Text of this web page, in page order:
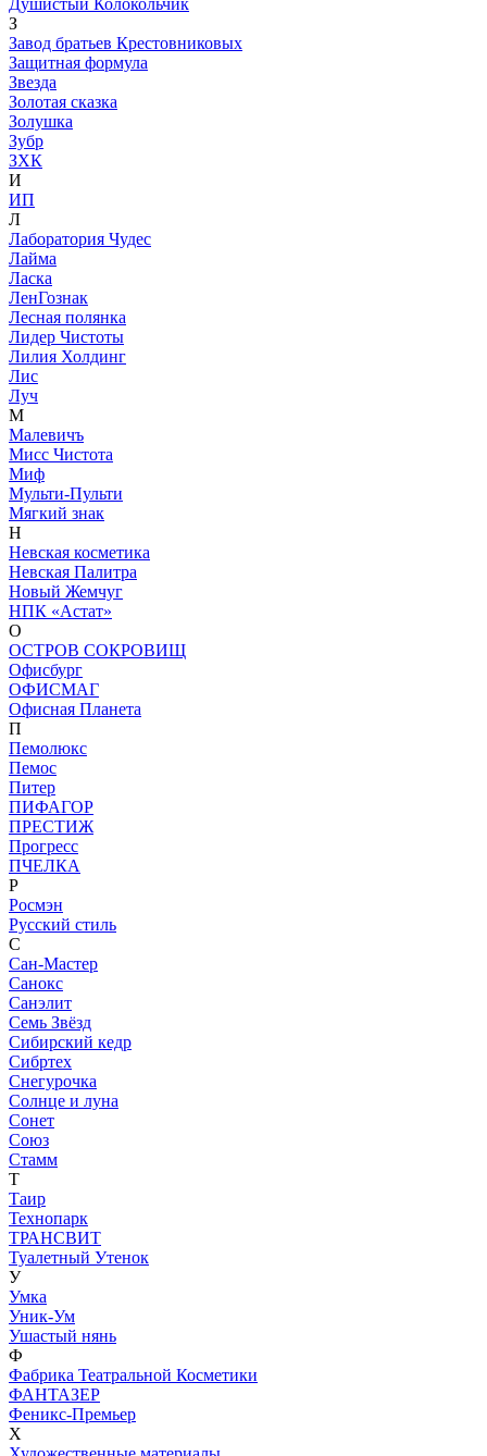
Душистый Колокольчик
З
Завод братьев Крестовниковых
Защитная формула
Звезда
Золотая сказка
Золушка
Зубр
ЗХК
И
ИП
Л
Лаборатория Чудес
Лайма
Ласка
ЛенГознак
Лесная полянка
Лидер Чистоты
Лилия Холдинг
Лис
Луч
М
Малевичъ
Мисс Чистота
Миф
Мульти-Пульти
Мягкий знак
Н
Невская косметика
Невская Палитра
Новый Жемчуг
НПК «Астат»
О
ОСТРОВ СОКРОВИЩ
Офисбург
ОФИСМАГ
Офисная Планета
П
Пемолюкс
Пемос
Питер
ПИФАГОР
ПРЕСТИЖ
Прогресс
ПЧЕЛКА
Р
Росмэн
Русский стиль
С
Сан-Мастер
Санокс
Санэлит
Семь Звёзд
Сибирский кедр
Сибртех
Снегурочка
Солнце и луна
Сонет
Союз
Стамм
Т
Таир
Технопарк
ТРАНСВИТ
Туалетный Утенок
У
Умка
Уник-Ум
Ушастый нянь
Ф
Фабрика Театральной Косметики
ФАНТАЗЕР
Феникс-Премьер
Х